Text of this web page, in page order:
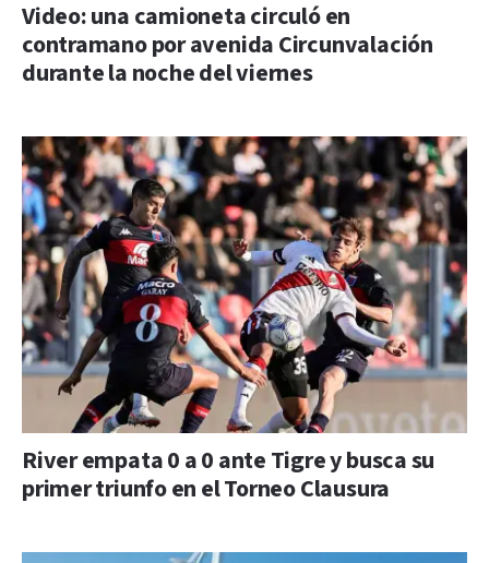
Video: una camioneta circuló en
contramano por avenida Circunvalación
durante la noche del viernes
River empata 0 a 0 ante Tigre y busca su
primer triunfo en el Torneo Clausura